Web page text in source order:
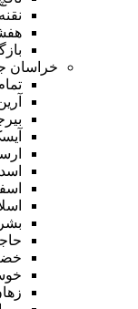
نقنه
خراسان